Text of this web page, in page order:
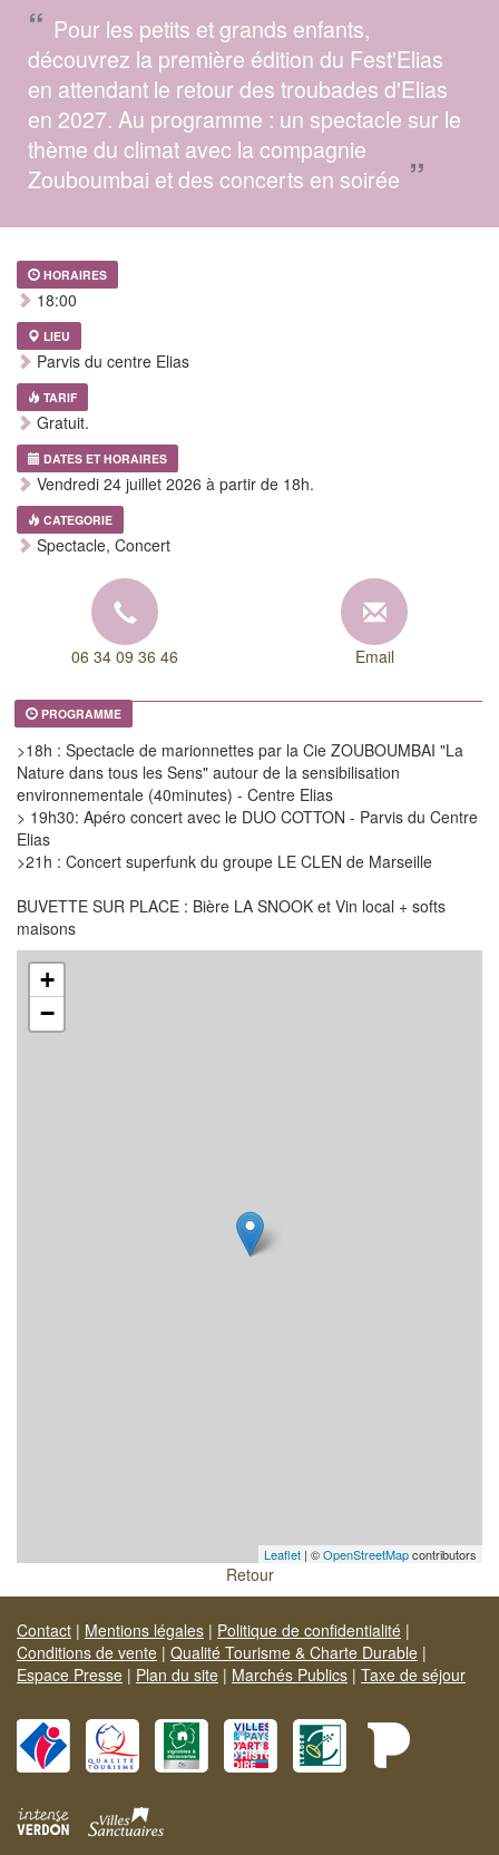
“ Pour les petits et grands enfants,
découvrez la première édition du Fest'Elias
en attendant le retour des troubades d'Elias
en 2027. Au programme : un spectacle sur le
thème du climat avec la compagnie
Zouboumbai et des concerts en soirée ”
HORAIRES
18:00
LIEU
Parvis du centre Elias
TARIF
Gratuit.
DATES ET HORAIRES
Vendredi 24 juillet 2026 à partir de 18h.
CATEGORIE
Spectacle, Concert
06 34 09 36 46 Email
PROGRAMME
>18h : Spectacle de marionnettes par la Cie ZOUBOUMBAI "La
Nature dans tous les Sens" autour de la sensibilisation
environnementale (40minutes) - Centre Elias
> 19h30: Apéro concert avec le DUO COTTON - Parvis du Centre
Elias
>21h : Concert superfunk du groupe LE CLEN de Marseille
BUVETTE SUR PLACE : Bière LA SNOOK et Vin local + softs
maisons
+
−
Leaflet | ©OpenStreetMapcontributors
Retour
Contact | Mentions légales | Politique de confidentialité |
Conditions de vente | Qualité Tourisme & Charte Durable |
Espace Presse | Plan du site | Marchés Publics | Taxe de séjour